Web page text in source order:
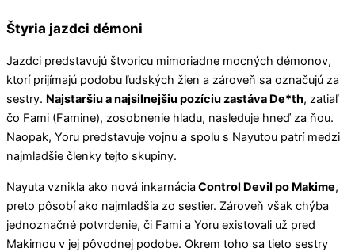
Štyria jazdci démoni
Jazdci predstavujú štvoricu mimoriadne mocných démonov,
ktorí prijímajú podobu ľudských žien a zároveň sa označujú za
sestry. Najstaršiu a najsilnejšiu pozíciu zastáva De*th, zatiaľ
čo Fami (Famine), zosobnenie hladu, nasleduje hneď za ňou.
Naopak, Yoru predstavuje vojnu a spolu s Nayutou patrí medzi
najmladšie členky tejto skupiny.
Nayuta vznikla ako nová inkarnácia Control Devil po Makime,
preto pôsobí ako najmladšia zo sestier. Zároveň však chýba
jednoznačné potvrdenie, či Fami a Yoru existovali už pred
Makimou v jej pôvodnej podobe. Okrem toho sa tieto sestry